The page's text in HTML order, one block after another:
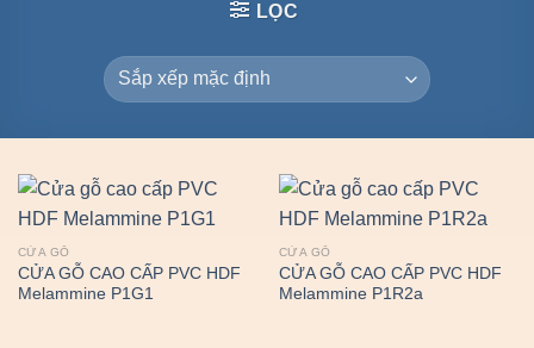
LỌC
CỬA GỖ
CỬA GỖ CAO CẤP PVC HDF
Melammine P1G1
CỬA GỖ
CỬA GỖ CAO CẤP PVC HDF
Melammine P1R2a